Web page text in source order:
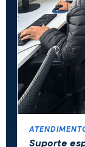
Suporte